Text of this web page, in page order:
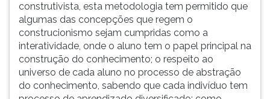
construtivista, esta metodologia tem permitido que
algumas das concepções que regem o
construcionismo sejam cumpridas como a
interatividade, onde o aluno tem o papel principal na
construção do conhecimento; o respeito ao
universo de cada aluno no processo de abstração
do conhecimento, sabendo que cada indivíduo tem